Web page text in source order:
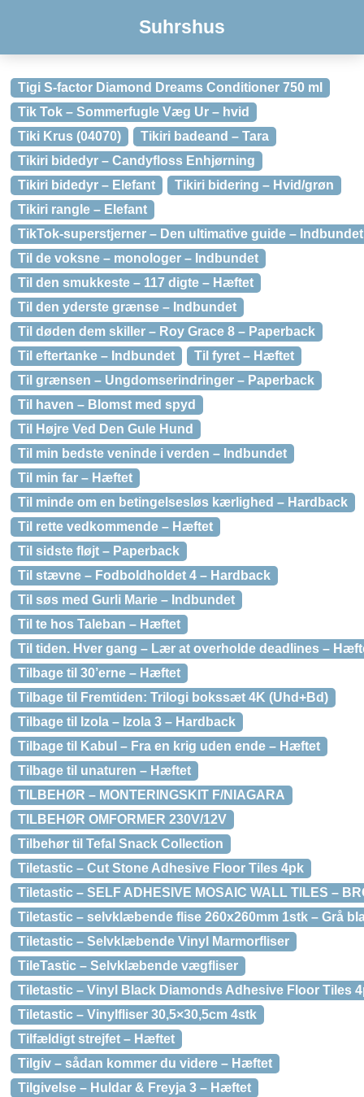
Suhrshus
Tigi S-factor Diamond Dreams Conditioner 750 ml
Tik Tok – Sommerfugle Væg Ur – hvid
Tiki Krus (04070)
Tikiri badeand – Tara
Tikiri bidedyr – Candyfloss Enhjørning
Tikiri bidedyr – Elefant
Tikiri bidering – Hvid/grøn
Tikiri rangle – Elefant
TikTok-superstjerner – Den ultimative guide – Indbundet
Til de voksne – monologer – Indbundet
Til den smukkeste – 117 digte – Hæftet
Til den yderste grænse – Indbundet
Til døden dem skiller – Roy Grace 8 – Paperback
Til eftertanke – Indbundet
Til fyret – Hæftet
Til grænsen – Ungdomserindringer – Paperback
Til haven – Blomst med spyd
Til Højre Ved Den Gule Hund
Til min bedste veninde i verden – Indbundet
Til min far – Hæftet
Til minde om en betingelsesløs kærlighed – Hardback
Til rette vedkommende – Hæftet
Til sidste fløjt – Paperback
Til stævne – Fodboldholdet 4 – Hardback
Til søs med Gurli Marie – Indbundet
Til te hos Taleban – Hæftet
Til tiden. Hver gang – Lær at overholde deadlines –
Tilbage til 30’erne – Hæftet
Tilbage til Fremtiden: Trilogi bokssæt 4K (Uhd+Bd)
Tilbage til Izola – Izola 3 – Hardback
Tilbage til Kabul – Fra en krig uden ende – Hæftet
Tilbage til unaturen – Hæftet
TILBEHØR – MONTERINGSKIT F/NIAGARA
TILBEHØR OMFORMER 230V/12V
Tilbehør til Tefal Snack Collection
Tiletastic – Cut Stone Adhesive Floor Tiles 4pk
Tiletastic – SELF ADHESIVE MOSAIC WALL TILES –
Tiletastic – selvklæbende flise 260x260mm 1stk – Grå
Tiletastic – Selvklæbende Vinyl Marmorfliser
TileTastic – Selvklæbende vægfliser
Tiletastic – Vinyl Black Diamonds Adhesive Floor Tiles
Tiletastic – Vinylfliser 30,5×30,5cm 4stk
Tilfældigt strejfet – Hæftet
Tilgiv – sådan kommer du videre – Hæftet
Tilgivelse – Huldar & Freyja 3 – Hæftet